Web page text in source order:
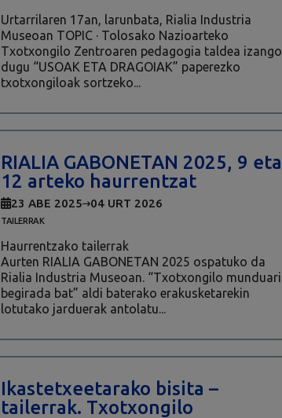
Urtarrilaren 17an, larunbata, Rialia Industria
Museoan TOPIC · Tolosako Nazioarteko
Txotxongilo Zentroaren pedagogia taldea izango
dugu “USOAK ETA DRAGOIAK” paperezko
txotxongiloak sortzeko...
RIALIA GABONETAN 2025, 9 eta
12 arteko haurrentzat
23 ABE 2025 04 URT 2026
TAILERRAK
Haurrentzako tailerrak
Aurten RIALIA GABONETAN 2025 ospatuko da
Rialia Industria Museoan. “Txotxongilo munduari
begirada bat” aldi baterako erakusketarekin
lotutako jarduerak antolatu...
Ikastetxeetarako bisita –
tailerrak. Txotxongilo